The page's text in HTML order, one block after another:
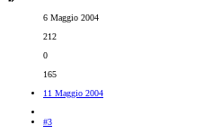
6 Maggio 2004
212
0
165
11 Maggio 2004
#3